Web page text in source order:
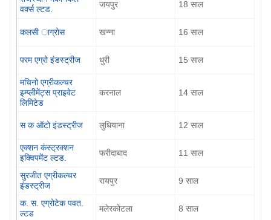
वर्क्स ल्टड.
जयपुर 18 साल
कलसी ाग्रोस खन्ना 16 साल
परम एग्रो इंडस्ट्रीज धुरी 15 साल
मचिनो एग्रीकल्चर
इम्प्लीमेंट्स प्राइवेट
लिमिटेड
करनाल 14 साल
स क ऑटो इंडस्ट्रीज लुधियाना 12 साल
एक्शन कंस्ट्रक्शन
इक्विपमेंट ल्टड.
फरीदाबाद 11 साल
सुरजीत एग्रीकल्चर
इंडस्ट्रीज
रायपुर 9 साल
क. स. एग्रोटेक पवत.
ल्टड
मलेरकोटला 8 साल